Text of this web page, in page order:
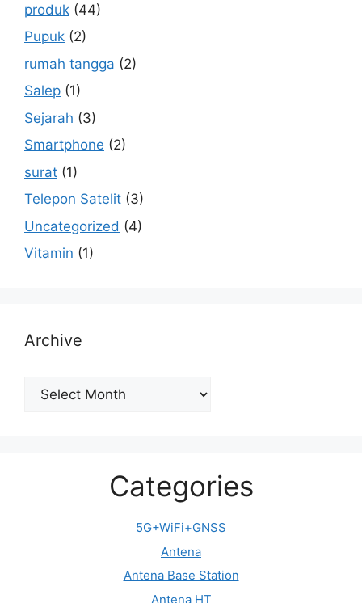
produk (44)
Pupuk (2)
rumah tangga (2)
Salep (1)
Sejarah (3)
Smartphone (2)
surat (1)
Telepon Satelit (3)
Uncategorized (4)
Vitamin (1)
Archive
Archive
Categories
5G+WiFi+GNSS
Antena
Antena Base Station
Antena HT